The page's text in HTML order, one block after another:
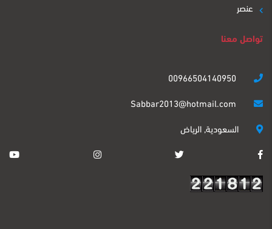
عنصر
تواصل معنا
السعودية, الرياض